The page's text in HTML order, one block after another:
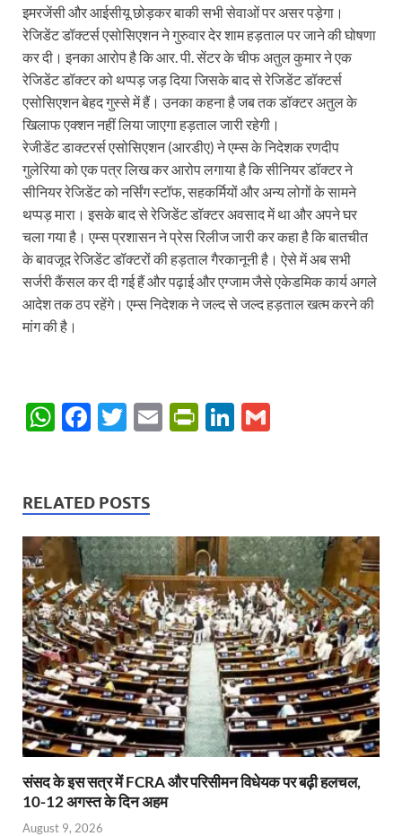
इमरजेंसी और आईसीयू छोड़कर बाकी सभी सेवाओं पर असर पड़ेगा।
रेजिडेंट डॉक्टर्स एसोसिएशन ने गुरुवार देर शाम हड़ताल पर जाने की घोषणा
कर दी। इनका आरोप है कि आर. पी. सेंटर के चीफ अतुल कुमार ने एक
रेजिडेंट डॉक्टर को थप्पड़ जड़ दिया जिसके बाद से रेजिडेंट डॉक्टर्स
एसोसिएशन बेहद गुस्से में हैं। उनका कहना है जब तक डॉक्टर अतुल के
खिलाफ एक्शन नहीं लिया जाएगा हड़ताल जारी रहेगी।
रेजीडेंट डाक्टरर्स एसोसिएशन (आरडीए) ने एम्स के निदेशक रणदीप
गुलेरिया को एक पत्र लिख कर आरोप लगाया है कि सीनियर डॉक्टर ने
सीनियर रेजिडेंट को नर्सिंग स्टॉफ, सहकर्मियों और अन्य लोगों के सामने
थप्पड़ मारा। इसके बाद से रेजिडेंट डॉक्टर अवसाद में था और अपने घर
चला गया है। एम्स प्रशासन ने प्रेस रिलीज जारी कर कहा है कि बातचीत
के बावजूद रेजिडेंट डॉक्टरों की हड़ताल गैरकानूनी है। ऐसे में अब सभी
सर्जरी कैंसल कर दी गई हैं और पढ़ाई और एग्जाम जैसे एकेडमिक कार्य अगले
आदेश तक ठप रहेंगे। एम्स निदेशक ने जल्द से जल्द हड़ताल खत्म करने की
मांग की है।
W
s
A
p
p
F
b
o
o
k
T
er
E
P
ie
n
dl
y
Li
dI
n
RELATED POSTS
संसद के इस सत्र में FCRA और परिसीमन विधेयक पर बढ़ी हलचल,
10-12 अगस्त के दिन अहम
August 9, 2026